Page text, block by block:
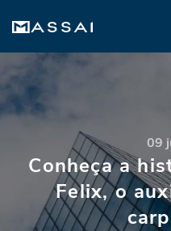
09
Conheça a
Felix, o